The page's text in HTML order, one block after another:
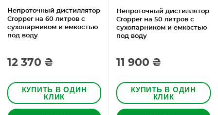
Непроточный дистиллятор
Cropper на 60 литров с
сухопарником и емкостью
под воду
12 370 ₴
КУПИТЬ В ОДИН
КЛИК
Непроточный дистиллятор
Cropper на 50 литров с
сухопарником и емкостью
под воду
11 900 ₴
КУПИТЬ В ОДИН
КЛИК